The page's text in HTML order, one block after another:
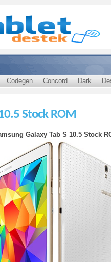
Codegen Concord Dark
Stock ROM
Galaxy Tab S 10.5 Stock